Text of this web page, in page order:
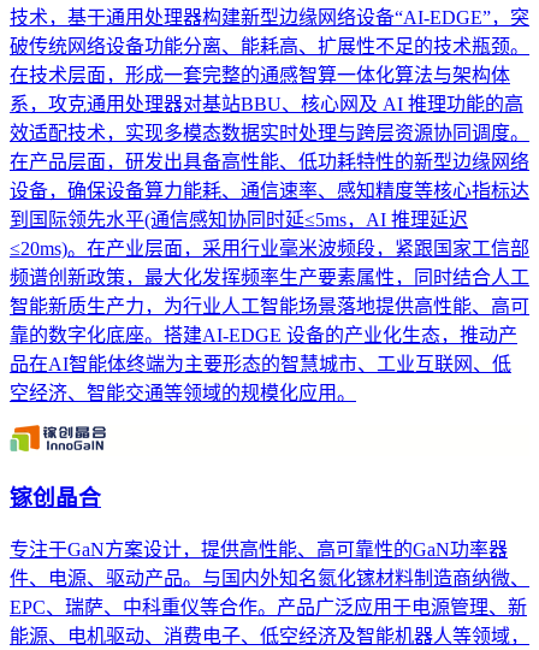
技术，基于通用处理器构建新型边缘网络设备“AI-EDGE”，突
破传统网络设备功能分离、能耗高、扩展性不足的技术瓶颈。
在技术层面，形成一套完整的通感智算一体化算法与架构体
系，攻克通用处理器对基站BBU、核心网及 AI 推理功能的高
效适配技术，实现多模态数据实时处理与跨层资源协同调度。
在产品层面，研发出具备高性能、低功耗特性的新型边缘网络
设备，确保设备算力能耗、通信速率、感知精度等核心指标达
到国际领先水平(通信感知协同时延≤5ms，AI 推理延迟
≤20ms)。在产业层面，采用行业毫米波频段，紧跟国家工信部
频谱创新政策，最大化发挥频率生产要素属性，同时结合人工
智能新质生产力，为行业人工智能场景落地提供高性能、高可
靠的数字化底座。搭建AI-EDGE 设备的产业化生态，推动产
品在AI智能体终端为主要形态的智慧城市、工业互联网、低
空经济、智能交通等领域的规模化应用。
镓创晶合
专注于GaN方案设计，提供高性能、高可靠性的GaN功率器
件、电源、驱动产品。与国内外知名氮化镓材料制造商纳微、
EPC、瑞萨、中科重仪等合作。产品广泛应用于电源管理、新
能源、电机驱动、消费电子、低空经济及智能机器人等领域，